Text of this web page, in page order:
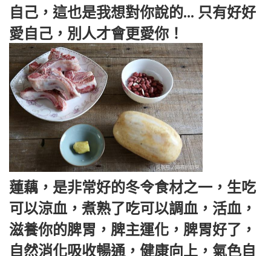
自己，這也是我想對你說的... 只有好好
愛自己，別人才會更愛你！
蓮藕，是非常好的冬令食材之一，生吃
可以涼血，煮熟了吃可以調血，活血，
滋養你的脾胃，脾主運化，脾胃好了，
自然消化吸收暢通，健康向上，氣色自